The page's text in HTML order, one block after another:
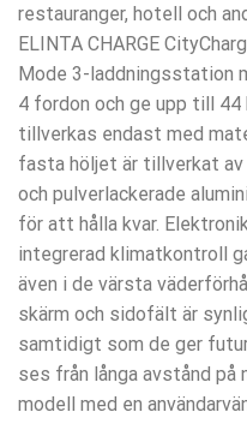
restauranger, hotell och
ELINTA CHARGE
Mode 3-laddningsstation
4 fordon och ge upp till 44
tillverkas endast med
fasta höljet är tillverkat av
och pulverlackerade
för att hålla kvar.
integrerad klimatkontroll
även i de värsta
skärm och sidofält är
samtidigt som de ger
ses från långa avstånd
modell med en